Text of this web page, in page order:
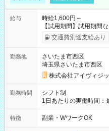
給与
時給1,600円～
【試用期間】試用期間な
交通費別途支給あり
勤務地
さいたま市西区
埼玉県さいたま市西区
株式会社アイヴィジ
勤務時間
シフト制
1日あたりの実働時間
00(実働8h、休憩1h) 土
ん週5日勤務もOK♪ 勤務期間：2026年8月12日～9月9日※リスト
特徴 副業・WワークOK